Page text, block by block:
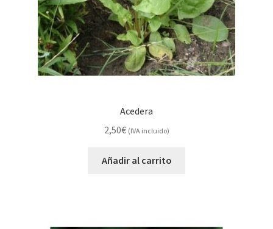
Acedera
2,50€ (IVA incluido)
Añadir al carrito